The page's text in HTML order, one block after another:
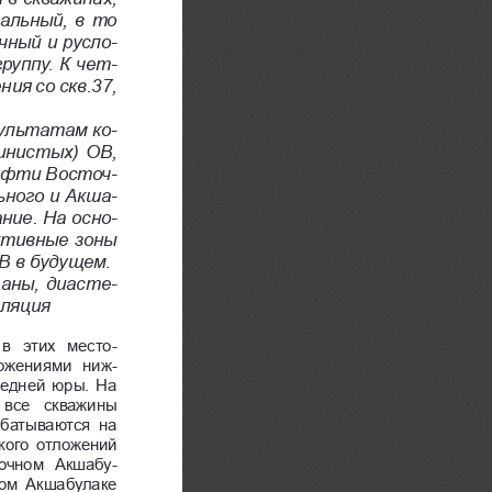
в то
и русло-
К чет-
со скв.37,
ко-
ОВ,
Восточ-
и Акша-
На осно-
зоны
в будущем.
диасте-
этих  место-
ниж-
юры. На
скважины
на
отложений
Акшабу-
Акшабулаке